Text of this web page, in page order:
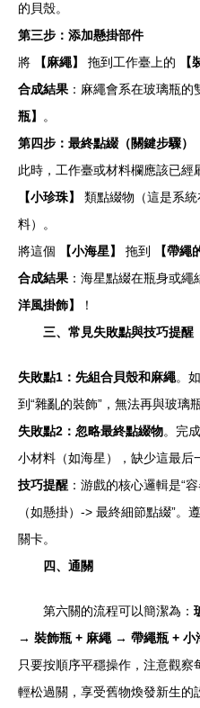
的貝殼。
第三步：添加懸掛部件
將
【麻繩】 拖到工作臺上的 【
合成結果 ：麻繩會系在玻璃瓶的
瓶】
。
第四步：最終點綴（關鍵步驟）
此時，工作臺或材料欄應該已經
【小珍珠】
類點綴物（這是系
料）。
將這個
【小海星】 拖到 【帶繩
合成結果 ：海星點綴在瓶身或
洋風掛飾】
！
三、常見失敗點與技巧提醒
失敗點1：先組合貝殼和麻繩。
到“雜亂的裝飾”，無法再與玻璃
失敗點2：忽略最終點綴物。完
小材料（如海星），缺少這最后
技巧提醒 ：游戲的核心邏輯是“
（如懸掛）-> 最終細節點綴”。
關卡。
四、通關
第六關的流程可以簡潔為：
→ 裝飾瓶 + 麻繩 → 帶繩瓶 +
只要按順序平穩操作，注意觀
輕松過關，享受舊物煥發新生的